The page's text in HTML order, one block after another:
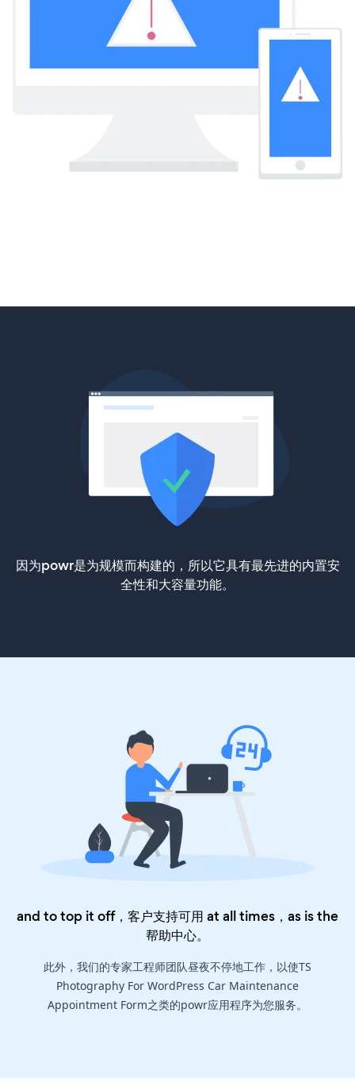
因为powr是为规模而构建的，所以它具有最先进的内置安
全性和大容量功能。
and to top it off，客户支持可用 at all times，as is the
帮助中心。
此外，我们的专家工程师团队昼夜不停地工作，以使TS
Photography For WordPress Car Maintenance
Appointment Form之类的powr应用程序为您服务。